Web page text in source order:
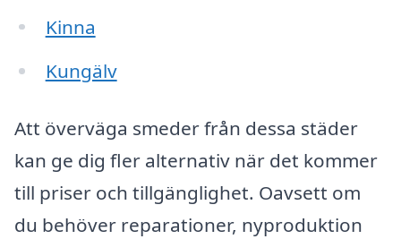
Kinna
Kungälv
Att överväga smeder från dessa städer
kan ge dig fler alternativ när det kommer
till priser och tillgänglighet. Oavsett om
du behöver reparationer, nyproduktion